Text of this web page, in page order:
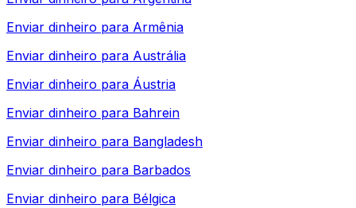
Enviar dinheiro para Armênia
Enviar dinheiro para Austrália
Enviar dinheiro para Áustria
Enviar dinheiro para Bahrein
Enviar dinheiro para Bangladesh
Enviar dinheiro para Barbados
Enviar dinheiro para Bélgica